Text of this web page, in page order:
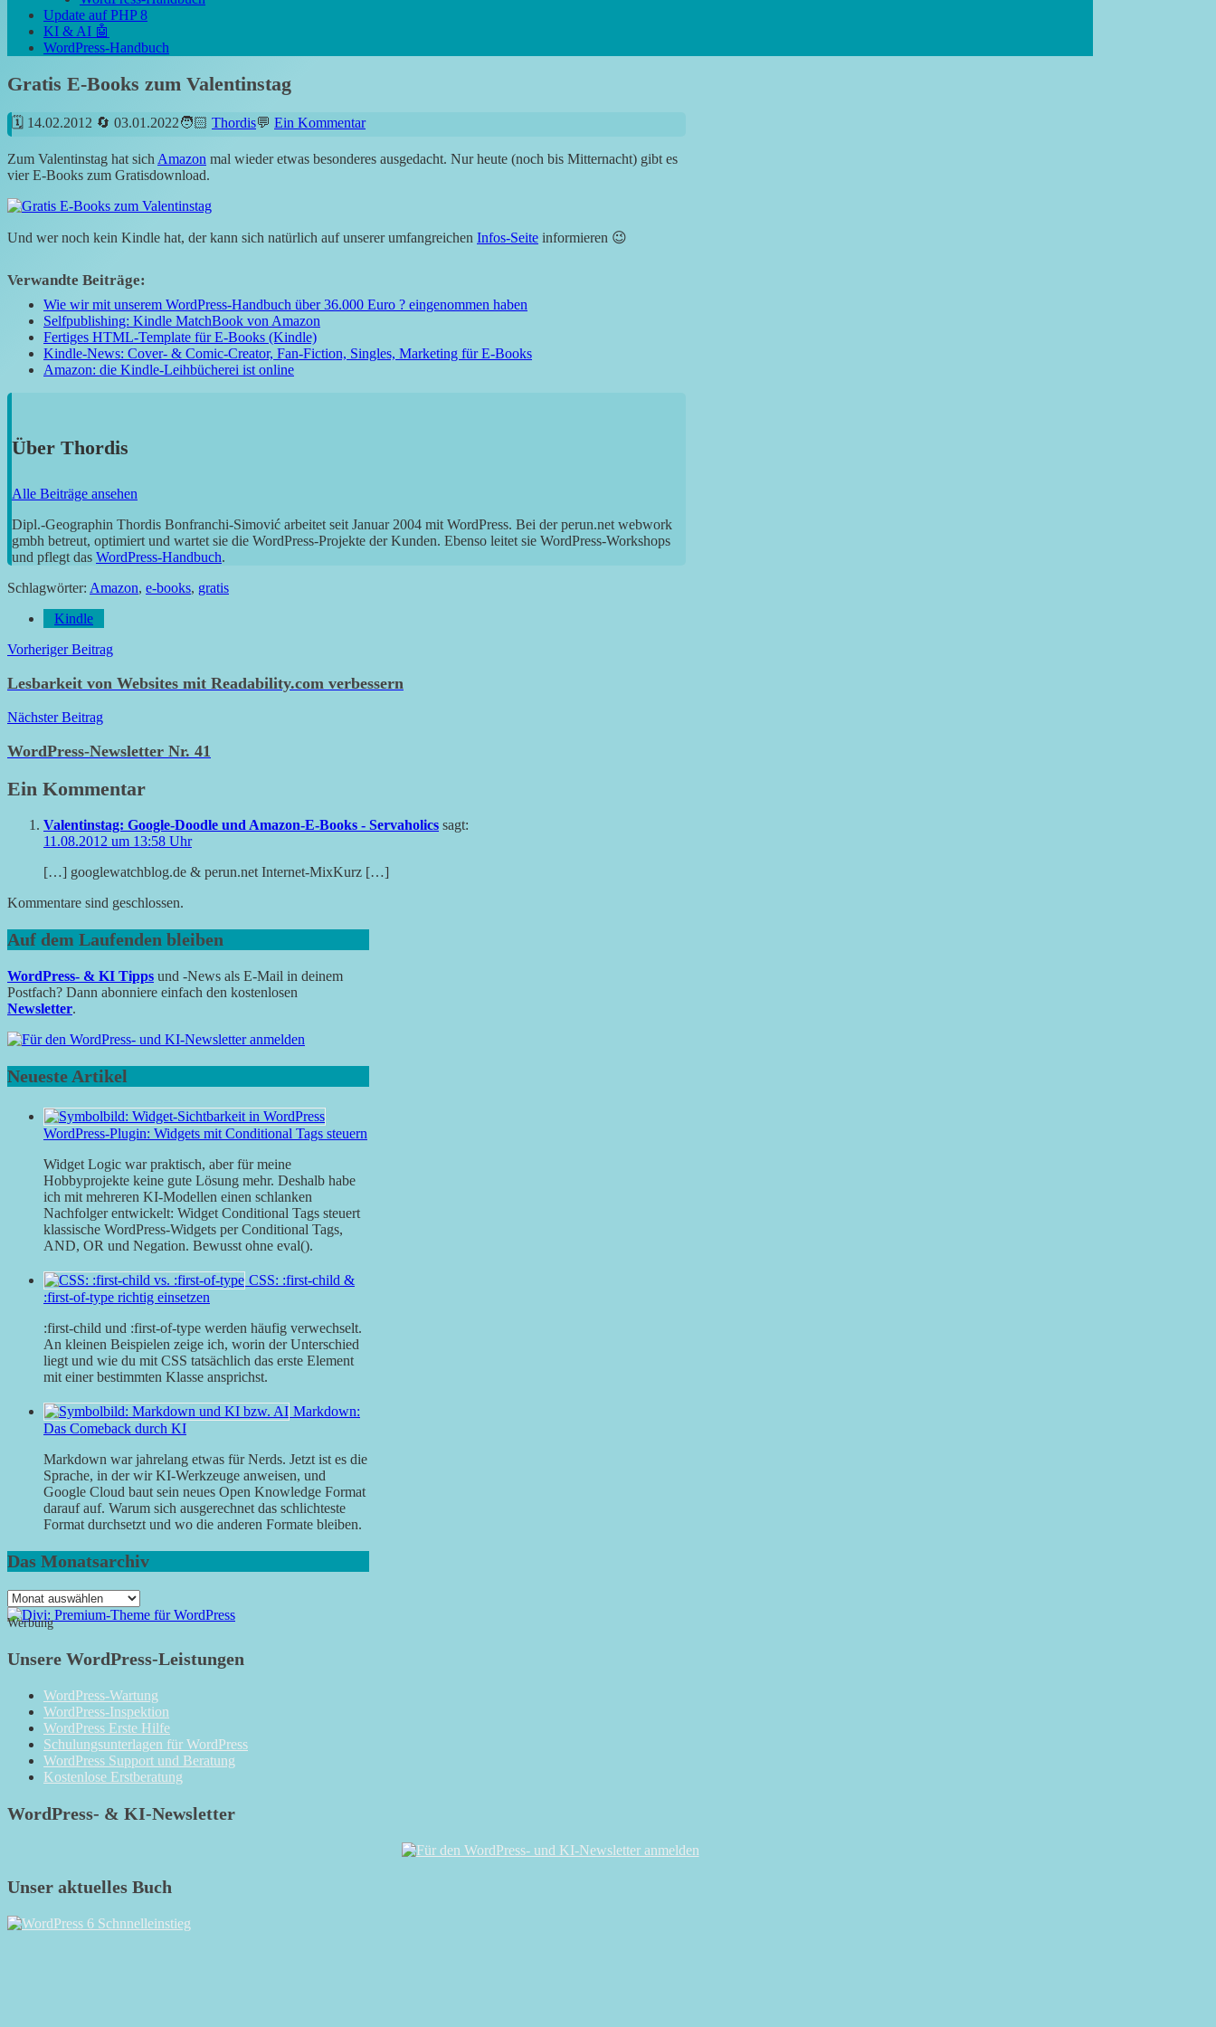
Update auf PHP 8
KI & AI 🤖
WordPress-Handbuch
Gratis E-Books zum Valentinstag
14.02.2012 03.01.2022 Thordis Ein Kommentar
Zum Valentinstag hat sich Amazon mal wieder etwas besonderes ausgedacht. Nur heute (noch bis Mitternacht) gibt es
vier E-Books zum Gratisdownload.
Und wer noch kein Kindle hat, der kann sich natürlich auf unserer umfangreichen Infos-Seite informieren 😉
Verwandte Beiträge:
Wie wir mit unserem WordPress-Handbuch über 36.000 Euro ? eingenommen haben
Selfpublishing: Kindle MatchBook von Amazon
Fertiges HTML-Template für E-Books (Kindle)
Kindle-News: Cover- & Comic-Creator, Fan-Fiction, Singles, Marketing für E-Books
Amazon: die Kindle-Leihbücherei ist online
Über Thordis
Alle Beiträge ansehen
Dipl.-Geographin Thordis Bonfranchi-Simović arbeitet seit Januar 2004 mit WordPress. Bei der perun.net webwork
gmbh betreut, optimiert und wartet sie die WordPress-Projekte der Kunden. Ebenso leitet sie WordPress-Workshops
und pflegt das WordPress-Handbuch.
Schlagwörter: Amazon, e-books, gratis
Kindle
Beitragsnavigation
Vorheriger Beitrag
Lesbarkeit von Websites mit Readability.com verbessern
Nächster Beitrag
WordPress-Newsletter Nr. 41
Ein Kommentar
Valentinstag: Google-Doodle und Amazon-E-Books - Servaholics sagt:
11.08.2012 um 13:58 Uhr
[…] googlewatchblog.de & perun.net Internet-MixKurz […]
Kommentare sind geschlossen.
Auf dem Laufenden bleiben
WordPress- & KI Tipps und -News als E-Mail in deinem
Postfach? Dann abonniere einfach den kostenlosen
Newsletter.
Neueste Artikel
WordPress-Plugin: Widgets mit Conditional Tags steuern
Widget Logic war praktisch, aber für meine
Hobbyprojekte keine gute Lösung mehr. Deshalb habe
ich mit mehreren KI-Modellen einen schlanken
Nachfolger entwickelt: Widget Conditional Tags steuert
klassische WordPress-Widgets per Conditional Tags,
AND, OR und Negation. Bewusst ohne eval().
CSS: :first-child &
:first-of-type richtig einsetzen
:first-child und :first-of-type werden häufig verwechselt.
An kleinen Beispielen zeige ich, worin der Unterschied
liegt und wie du mit CSS tatsächlich das erste Element
mit einer bestimmten Klasse ansprichst.
Markdown:
Das Comeback durch KI
Markdown war jahrelang etwas für Nerds. Jetzt ist es die
Sprache, in der wir KI-Werkzeuge anweisen, und
Google Cloud baut sein neues Open Knowledge Format
darauf auf. Warum sich ausgerechnet das schlichteste
Format durchsetzt und wo die anderen Formate bleiben.
Das Monatsarchiv
Das
Monatsarchiv
Werbung
Unsere WordPress-Leistungen
WordPress-Wartung
WordPress-Inspektion
WordPress Erste Hilfe
Schulungsunterlagen für WordPress
WordPress Support und Beratung
Kostenlose Erstberatung
WordPress- & KI-Newsletter
Unser aktuelles Buch